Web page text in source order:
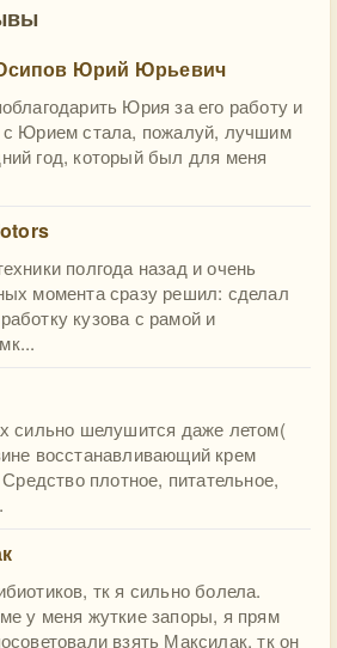
Юрий Юрьевич
Юрия за его работу и
с Юрием стала, пожалуй, лучшим
год, который был для меня
полгода назад и очень
момента сразу решил: сделал
кузова с рамой и
сильно шелушится даже летом(
восстанавливающий крем
плотное, питательное,
тк я сильно болела.
у меня жуткие запоры, я прям
взять Максилак, тк он